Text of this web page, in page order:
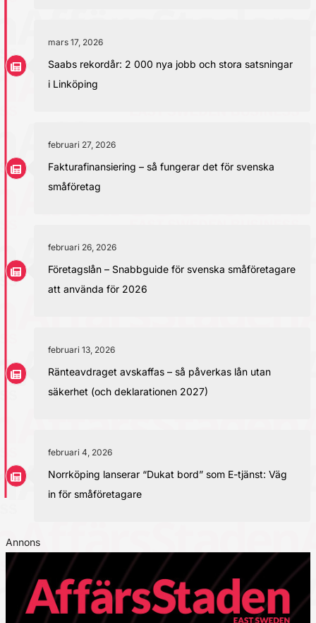
mars 17, 2026
Saabs rekordår: 2 000 nya jobb och stora satsningar
i Linköping
februari 27, 2026
Fakturafinansiering – så fungerar det för svenska
småföretag
februari 26, 2026
Företagslån – Snabbguide för svenska småföretagare
att använda för 2026
februari 13, 2026
Ränteavdraget avskaffas – så påverkas lån utan
säkerhet (och deklarationen 2027)
februari 4, 2026
Norrköping lanserar “Dukat bord” som E-tjänst: Väg
in för småföretagare
Annons